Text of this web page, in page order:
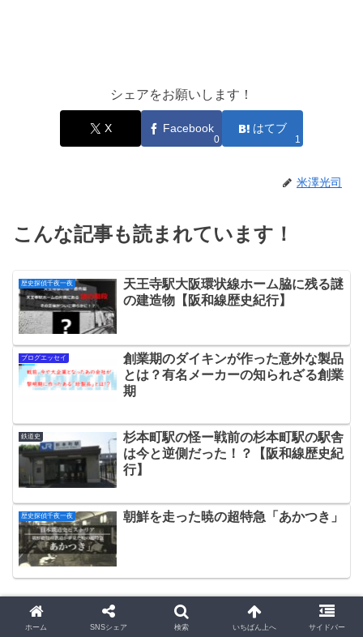
シェアをお願いします！
X Facebook
0
はてブ
1
米澤光司
こんな記事も読まれています！
歴史探偵千夜一夜
天王寺駅大阪環状線ホーム脇に残る謎
の建造物【阪和線歴史紀行】
ブログエッセイ
創業期のダイキンが作った意外な製品
とは？有名メーカーの知られざる創業
期
鉄道史
杉本町駅の怪ー戦前の杉本町駅の駅舎
は今と逆側だった！？【阪和線歴史紀
行】
歴史探偵千夜一夜 朝鮮を走った暁の超特急「あかつき」
スポンサーリンク
ホーム SNSシェア 検索 いちばん上へ サイドバー